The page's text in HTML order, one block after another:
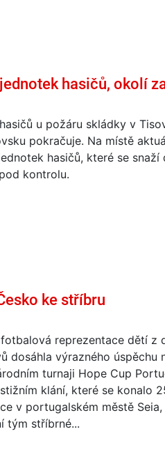
hasičů, okolí
u požáru skládky v
pokračuje. Na místě
hasičů, které se snaží
kontrolu.
ke stříbru
reprezentace dětí z
dosáhla výrazného úspěchu
turnaji Hope Cup
klání, které se konalo
v portugalském městě
tým stříbrné...